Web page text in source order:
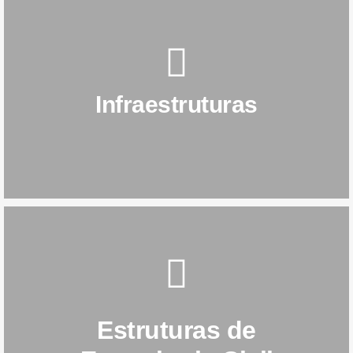
Infraestruturas
Infraestruturas
Estruturas de
Civil
SAIBA MAIS